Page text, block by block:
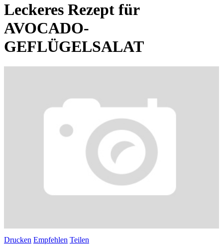
Leckeres Rezept für
AVOCADO-
GEFLÜGELSALAT
Drucken Empfehlen Teilen